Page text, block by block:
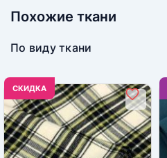
Похожие ткани
По виду ткани
CКИДКА